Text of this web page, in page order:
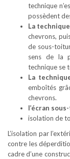
technique
possèdent
La
chevrons,
de sous-
sens de la
technique se
La
emboîtés
chevrons.
l’écran
isolation de
L’isolation par
contre les
cadre d’une